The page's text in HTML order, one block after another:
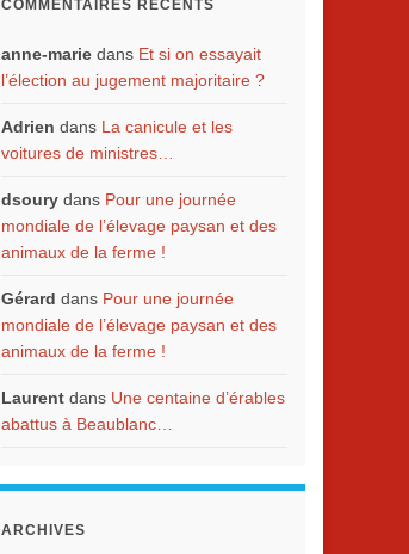
COMMENTAIRES RÉCENTS
anne-marie dans Et si on essayait
l’élection au jugement majoritaire ?
Adrien dans La canicule et les
voitures de ministres…
dsoury dans Pour une journée
mondiale de l’élevage paysan et des
animaux de la ferme !
Gérard dans Pour une journée
mondiale de l’élevage paysan et des
animaux de la ferme !
Laurent dans Une centaine d’érables
abattus à Beaublanc…
ARCHIVES